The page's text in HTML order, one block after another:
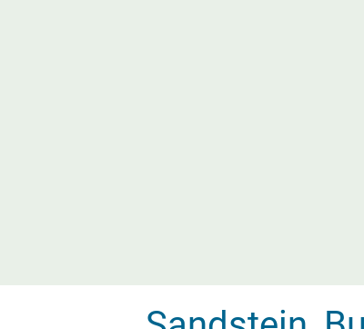
Sandstein,
[gerade den QR-Code an unserer